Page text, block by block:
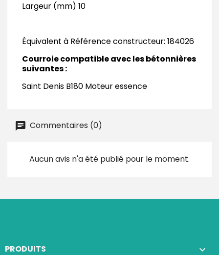
Largeur (mm) 10
Équivalent à Référence constructeur: 184026
Courroie compatible avec les bétonnières
suivantes :
Saint Denis B180 Moteur essence
Commentaires (0)
Aucun avis n'a été publié pour le moment.
PRODUITS 